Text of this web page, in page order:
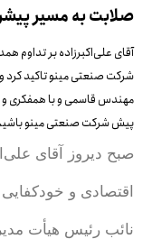
صلابت به مسیر
آقای علی‌اکبرزاده بر تداوم
شرکت صنعتی مینو تاکید کرد
مهندس قاسمی و با همفکری
پیش شرکت صنعتی مینو
صبح دیروز آقای
اقتصادی و
نائب رئیس هیأت